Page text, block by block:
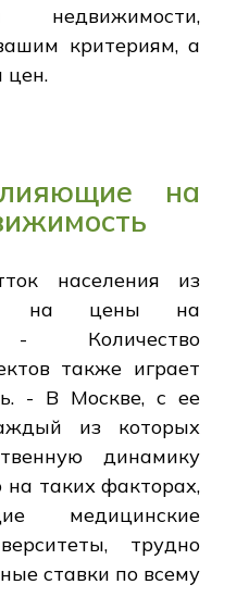
недвижимости,
критериям, а
цен.
на
населения из
на цены на
- Количество
также играет
- В Москве, с ее
из которых
динамику
на таких факторах,
медицинские
трудно
ставки по всему